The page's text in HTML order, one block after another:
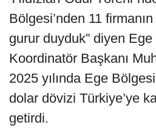
Bölgesi’nden 11
gurur duyduk” diyen
Koordinatör Başkanı
2025 yılında Ege
dolar dövizi Türkiye’ye
getirdi.